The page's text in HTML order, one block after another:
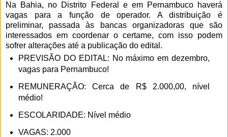
Na Bahia, no Distrito Federal e em Pernambuco haverá
vagas para a função de operador. A distribuição é
preliminar, passada às bancas organizadoras que são
interessados em coordenar o certame, com isso podem
sofrer alterações até a publicação do edital.
PREVISÃO DO EDITAL: No máximo em dezembro,
vagas para Pernambuco!
REMUNERAÇÃO: Cerca de R$ 2.000,00, nível
médio!
ESCOLARIDADE: Nível médio
VAGAS: 2.000